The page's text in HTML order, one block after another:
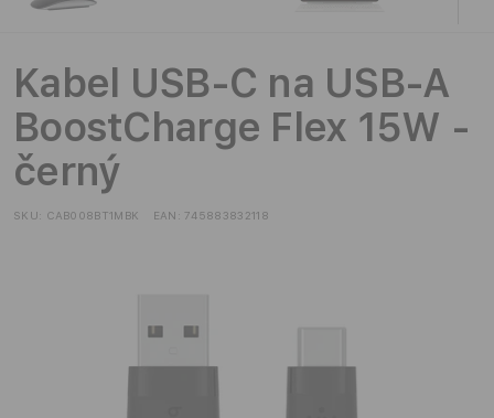
Kabel USB-C na USB-A
BoostCharge Flex 15W -
černý
SKU: CAB008BT1MBK EAN: 745883832118